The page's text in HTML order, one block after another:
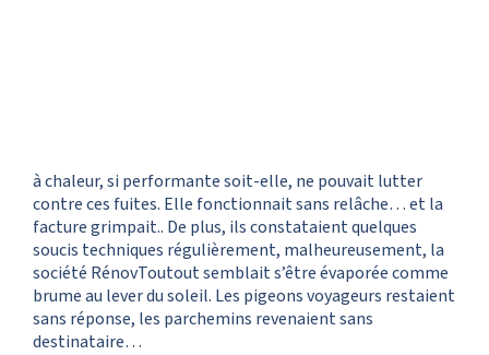
à chaleur, si performante soit-elle, ne pouvait lutter
contre ces fuites. Elle fonctionnait sans relâche… et la
facture grimpait.. De plus, ils constataient quelques
soucis techniques régulièrement, malheureusement, la
société RénovToutout semblait s’être évaporée comme
brume au lever du soleil. Les pigeons voyageurs restaient
sans réponse, les parchemins revenaient sans
destinataire…